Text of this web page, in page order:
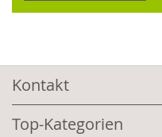
Kontakt
Top-Kategorien